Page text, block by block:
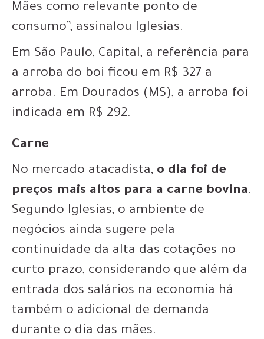
Mães como relevante ponto de
consumo”, assinalou Iglesias.
Em São Paulo, Capital, a referência para
a arroba do boi ficou em R$ 327 a
arroba. Em Dourados (MS), a arroba foi
indicada em R$ 292.
Carne
No mercado atacadista, o dia foi de
preços mais altos para a carne bovina.
Segundo Iglesias, o ambiente de
negócios ainda sugere pela
continuidade da alta das cotações no
curto prazo, considerando que além da
entrada dos salários na economia há
também o adicional de demanda
durante o dia das mães.